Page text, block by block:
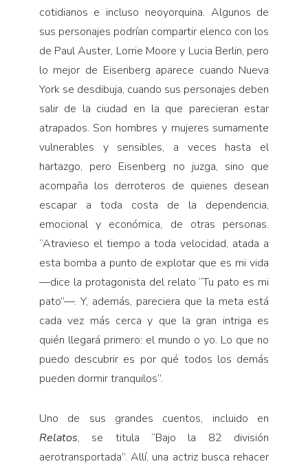
cotidianos e incluso neoyorquina. Algunos de
sus personajes podrían compartir elenco con los
de Paul Auster, Lorrie Moore y Lucia Berlin, pero
lo mejor de Eisenberg aparece cuando Nueva
York se desdibuja, cuando sus personajes deben
salir de la ciudad en la que parecieran estar
atrapados. Son hombres y mujeres sumamente
vulnerables y sensibles, a veces hasta el
hartazgo, pero Eisenberg no juzga, sino que
acompaña los derroteros de quienes desean
escapar a toda costa de la dependencia,
emocional y económica, de otras personas.
“Atravieso el tiempo a toda velocidad, atada a
esta bomba a punto de explotar que es mi vida
—dice la protagonista del relato “Tu pato es mi
pato”—. Y, además, pareciera que la meta está
cada vez más cerca y que la gran intriga es
quién llegará primero: el mundo o yo. Lo que no
puedo descubrir es por qué todos los demás
pueden dormir tranquilos”.
Uno de sus grandes cuentos, incluido en
Relatos, se titula “Bajo la 82 división
aerotransportada”. Allí, una actriz busca rehacer